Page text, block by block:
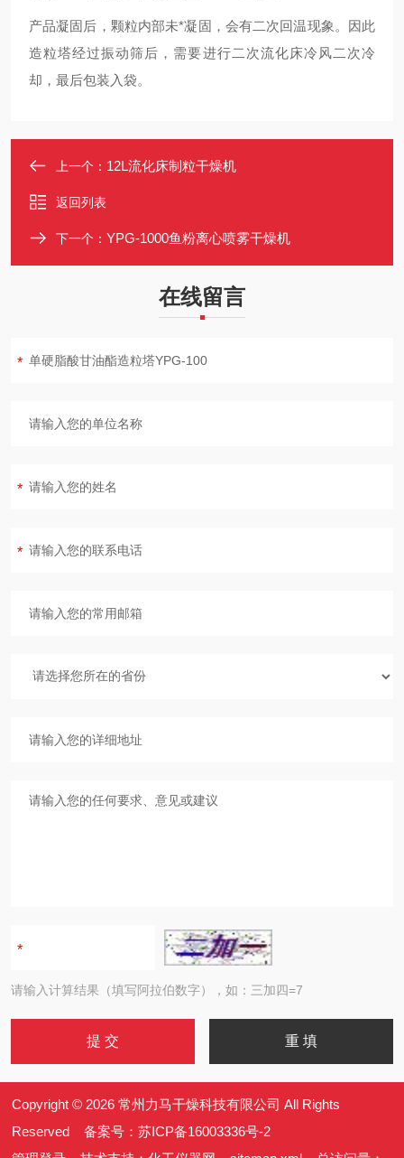
产品凝固后，颗粒内部未*凝固，会有二次回温现象。因此
造粒塔经过振动筛后，需要进行二次流化床冷风二次冷
却，最后包装入袋。
上一个： 12L流化床制粒干燥机
返回列表
下一个： YPG-1000鱼粉离心喷雾干燥机
在线留言
请输入计算结果（填写阿拉伯数字），如：三加四=7
Copyright © 2026 常州力马干燥科技有限公司 All Rights
Reserved 备案号：苏ICP备16003336号-2